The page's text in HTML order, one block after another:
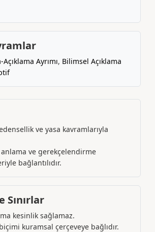
Ayrımı, Bilimsel Açıklama
ve yasa kavramlarıyla
anlama ve gerekçelendirme
bağlantılıdır.
Sınırlar
kesinlik sağlamaz.
kuramsal çerçeveye bağlıdır.